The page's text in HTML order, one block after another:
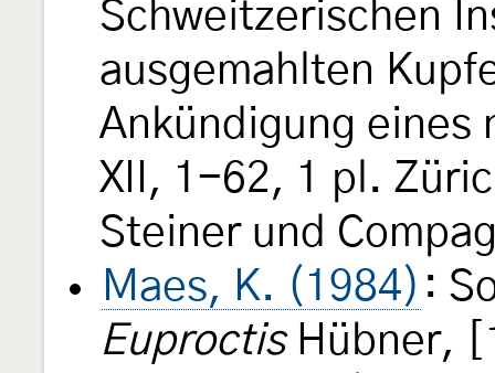
Schweitzerischen
ausgemahlten
Ankündigung eines
XII, 1-62, 1 pl.
Steiner und
Maes, K. (1984) :
EuproctisHübner,